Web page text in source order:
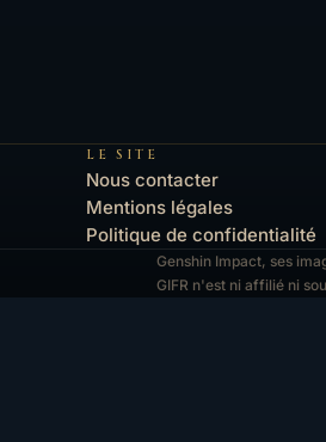
LE SITE
Nous contacter
Mentions légales
Politique de confidentialité
Genshin Impact, ses
GIFR n'est ni affilié ni